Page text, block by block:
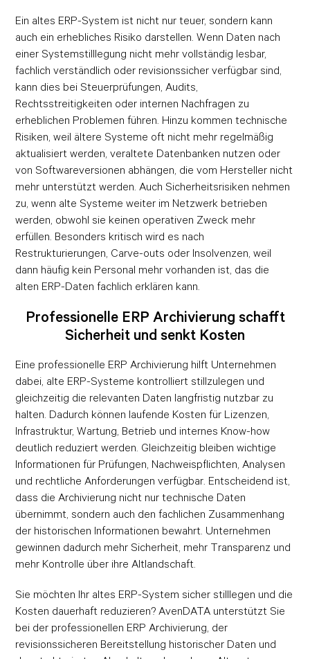
Ein altes ERP-System ist nicht nur teuer, sondern kann
auch ein erhebliches Risiko darstellen. Wenn Daten nach
einer Systemstilllegung nicht mehr vollständig lesbar,
fachlich verständlich oder revisionssicher verfügbar sind,
kann dies bei Steuerprüfungen, Audits,
Rechtsstreitigkeiten oder internen Nachfragen zu
erheblichen Problemen führen. Hinzu kommen technische
Risiken, weil ältere Systeme oft nicht mehr regelmäßig
aktualisiert werden, veraltete Datenbanken nutzen oder
von Softwareversionen abhängen, die vom Hersteller nicht
mehr unterstützt werden. Auch Sicherheitsrisiken nehmen
zu, wenn alte Systeme weiter im Netzwerk betrieben
werden, obwohl sie keinen operativen Zweck mehr
erfüllen. Besonders kritisch wird es nach
Restrukturierungen, Carve-outs oder Insolvenzen, weil
dann häufig kein Personal mehr vorhanden ist, das die
alten ERP-Daten fachlich erklären kann.
Professionelle ERP Archivierung schafft
Sicherheit und senkt Kosten
Eine professionelle ERP Archivierung hilft Unternehmen
dabei, alte ERP-Systeme kontrolliert stillzulegen und
gleichzeitig die relevanten Daten langfristig nutzbar zu
halten. Dadurch können laufende Kosten für Lizenzen,
Infrastruktur, Wartung, Betrieb und internes Know-how
deutlich reduziert werden. Gleichzeitig bleiben wichtige
Informationen für Prüfungen, Nachweispflichten, Analysen
und rechtliche Anforderungen verfügbar. Entscheidend ist,
dass die Archivierung nicht nur technische Daten
übernimmt, sondern auch den fachlichen Zusammenhang
der historischen Informationen bewahrt. Unternehmen
gewinnen dadurch mehr Sicherheit, mehr Transparenz und
mehr Kontrolle über ihre Altlandschaft.
Sie möchten Ihr altes ERP-System sicher stilllegen und die
Kosten dauerhaft reduzieren? AvenDATA unterstützt Sie
bei der professionellen ERP Archivierung, der
revisionssicheren Bereitstellung historischer Daten und